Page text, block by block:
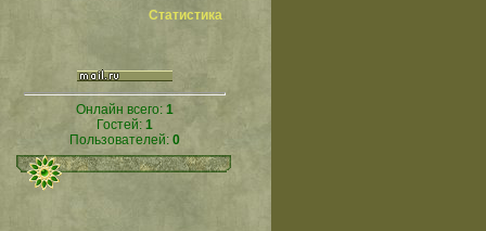
Статистика
Онлайн всего: 1
Гостей: 1
Пользователей: 0